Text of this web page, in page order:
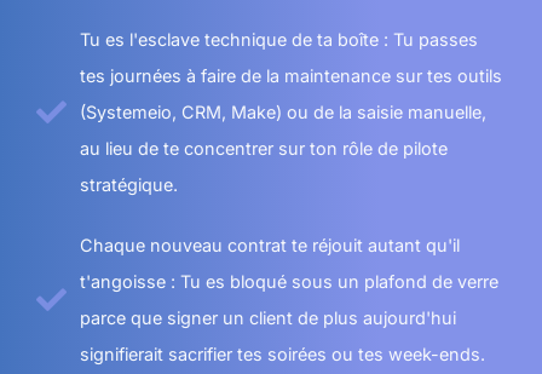
Tu es l'esclave technique de ta boîte : Tu passes
tes journées à faire de la maintenance sur tes outils
(Systemeio, CRM, Make) ou de la saisie manuelle,
au lieu de te concentrer sur ton rôle de pilote
stratégique.
Chaque nouveau contrat te réjouit autant qu'il
t'angoisse : Tu es bloqué sous un plafond de verre
parce que signer un client de plus aujourd'hui
signifierait sacrifier tes soirées ou tes week-ends.